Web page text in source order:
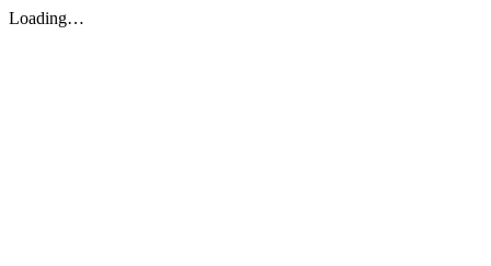
Loading…